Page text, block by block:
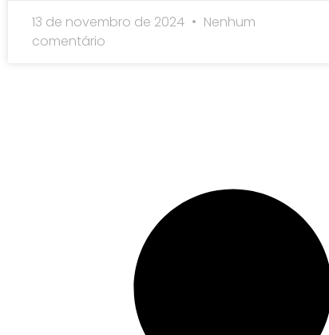
13 de novembro de 2024
Nenhum
comentário